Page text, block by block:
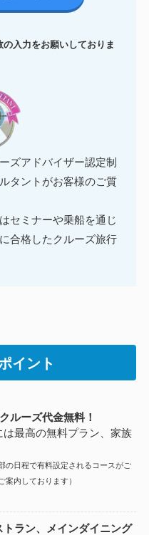
入力をお願いしておりま
ズアドバイザー認定制
タントがお客様のご質
セミナーや乗船を通じ
合格したクルーズ旅行
イント
ルーズ代金無料！
最高の無料プラン、家族
の日程で有料設定されるコースがご
案内しております）
ラン、メインダイニング